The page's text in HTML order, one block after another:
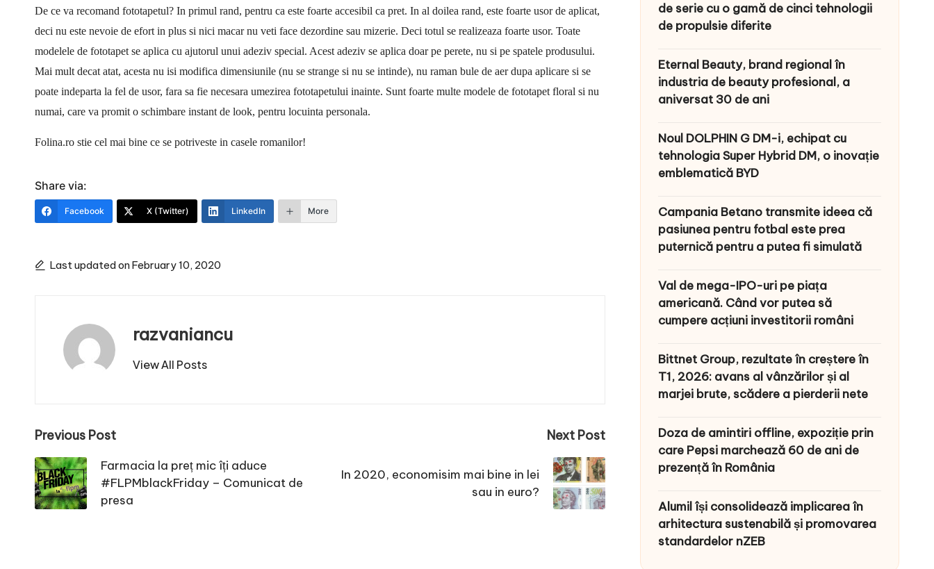
De ce va recomand fototapetul? In primul rand, pentru ca este foarte accesibil ca pret. In al doilea rand, este foarte usor de aplicat,
deci nu este nevoie de efort in plus si nici macar nu veti face dezordine sau mizerie. Deci totul se realizeaza foarte usor. Toate
modelele de fototapet se aplica cu ajutorul unui adeziv special. Acest adeziv se aplica doar pe perete, nu si pe spatele produsului.
Mai mult decat atat, acesta nu isi modifica dimensiunile (nu se strange si nu se intinde), nu raman bule de aer dupa aplicare si se
poate indeparta la fel de usor, fara sa fie necesara umezirea fototapetului inainte. Sunt foarte multe modele de fototapet floral si nu
numai, care va promit o schimbare instant de look, pentru locuinta personala.
Folina.ro stie cel mai bine ce se potriveste in casele romanilor!
Share via:
Facebook X (Twitter) LinkedIn More
Last updated on February 10, 2020
razvaniancu
View All Posts
Post
navigation
Previous Post
Farmacia la preț mic îți aduce
#FLPMblackFriday – Comunicat de
presa
Next Post
In 2020, economisim mai bine in lei
sau in euro?
de serie cu o gamă de cinci tehnologii
de propulsie diferite
Eternal Beauty, brand regional în
industria de beauty profesional, a
aniversat 30 de ani
Noul DOLPHIN G DM-i, echipat cu
tehnologia Super Hybrid DM, o inovație
emblematică BYD
Campania Betano transmite ideea că
pasiunea pentru fotbal este prea
puternică pentru a putea fi simulată
Val de mega-IPO-uri pe piața
americană. Când vor putea să
cumpere acțiuni investitorii români
Bittnet Group, rezultate în creștere în
T1, 2026: avans al vânzărilor și al
marjei brute, scădere a pierderii nete
Doza de amintiri offline, expoziție prin
care Pepsi marchează 60 de ani de
prezență în România
Alumil își consolidează implicarea în
arhitectura sustenabilă și promovarea
standardelor nZEB